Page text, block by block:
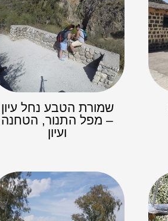
שמורת הטבע נחל עיון
– מפל התנור, הטחנה
ועיון